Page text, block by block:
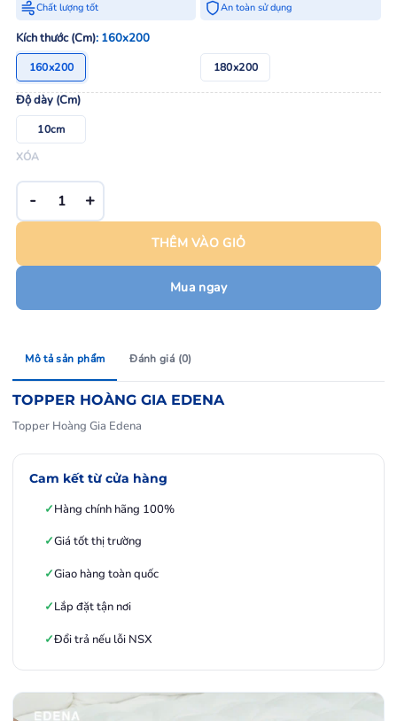
Chất lượng tốt An toàn sử dụng
Kích thước (Cm): 160x200
160x200 180x200
Độ dày (Cm)
10cm
XÓA
Topper Hoàng Gia Edena số lượng
THÊM VÀO GIỎ
Mua ngay
Mô tả sản phẩm Đánh giá (0)
TOPPER HOÀNG GIA EDENA
Topper Hoàng Gia Edena
Cam kết từ cửa hàng
Hàng chính hãng 100%
Giá tốt thị trường
Giao hàng toàn quốc
Lắp đặt tận nơi
Đổi trả nếu lỗi NSX